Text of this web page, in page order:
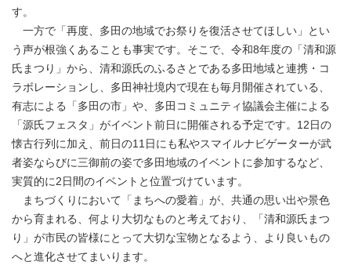
す。
一方で「再度、多田の地域でお祭りを復活させてほしい」とい
う声が根強くあることも事実です。そこで、令和8年度の「清和源
氏まつり」から、清和源氏のふるさとである多田地域と連携・コ
ラボレーションし、多田神社境内で現在も毎月開催されている、
有志による「多田の市」や、多田コミュニティ協議会主催による
「源氏フェスタ」がイベント前日に開催される予定です。12日の
懐古行列に加え、前日の11日にも私やスマイルナビゲーターが武
者姿ならびに三御前の姿で多田地域のイベントに参加するなど、
実質的に2日間のイベントと位置づけています。
まちづくりにおいて「まちへの愛着」が、共通の思い出や景色
から育まれる、何より大切なものと考えており、「清和源氏まつ
り」が市民の皆様にとって大切な宝物となるよう、より良いもの
へと進化させてまいります。